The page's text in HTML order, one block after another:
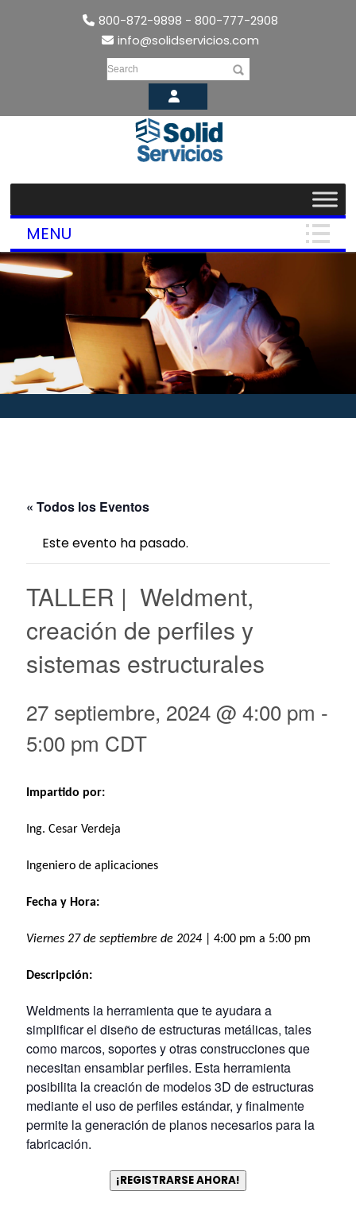
800-872-9898 - 800-777-2908
info@solidservicios.com
Search
MENU
« Todos los Eventos
Este evento ha pasado.
TALLER | Weldment,
creación de perfiles y
sistemas estructurales
27 septiembre, 2024 @ 4:00 pm -
5:00 pm CDT
Impartido por:
Ing. Cesar Verdeja
Ingeniero de aplicaciones
Fecha y Hora:
Viernes 27 de septiembre de 2024 | 4:00 pm a 5:00 pm
Descripción:
Weldments la herramienta que te ayudara a
simplificar el diseño de estructuras metálicas, tales
como marcos, soportes y otras construcciones que
necesitan ensamblar perfiles. Esta herramienta
posibilita la creación de modelos 3D de estructuras
mediante el uso de perfiles estándar, y finalmente
permite la generación de planos necesarios para la
fabricación.
¡REGISTRARSE AHORA!